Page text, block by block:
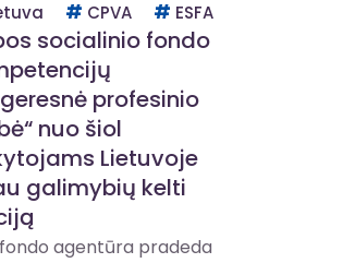
CPVA ESFA
socialinio fondo
profesinio
nuo šiol
Lietuvoje
galimybių kelti
agentūra pradeda